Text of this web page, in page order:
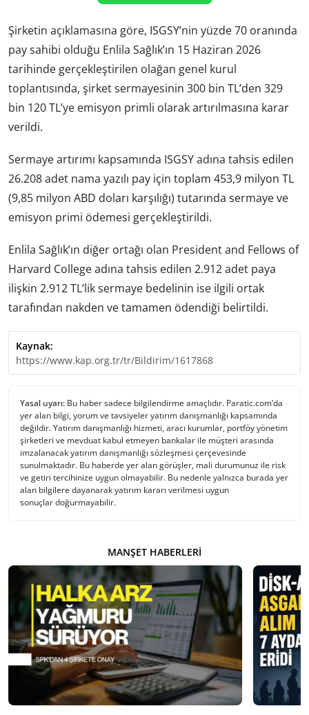
Şirketin açıklamasına göre, ISGSY’nin yüzde 70 oranında
pay sahibi olduğu Enlila Sağlık’ın 15 Haziran 2026
tarihinde gerçekleştirilen olağan genel kurul
toplantısında, şirket sermayesinin 300 bin TL’den 329
bin 120 TL’ye emisyon primli olarak artırılmasına karar
verildi.
Sermaye artırımı kapsamında ISGSY adına tahsis edilen
26.208 adet nama yazılı pay için toplam 453,9 milyon TL
(9,85 milyon ABD doları karşılığı) tutarında sermaye ve
emisyon primi ödemesi gerçekleştirildi.
Enlila Sağlık’ın diğer ortağı olan President and Fellows of
Harvard College adına tahsis edilen 2.912 adet paya
ilişkin 2.912 TL’lik sermaye bedelinin ise ilgili ortak
tarafından nakden ve tamamen ödendiği belirtildi.
Kaynak:
https://www.kap.org.tr/tr/Bildirim/1617868
Yasal uyarı: Bu haber sadece bilgilendirme amaçlıdır. Paratic.com’da
yer alan bilgi, yorum ve tavsiyeler yatırım danışmanlığı kapsamında
değildir. Yatırım danışmanlığı hizmeti, aracı kurumlar, portföy yönetim
şirketleri ve mevduat kabul etmeyen bankalar ile müşteri arasında
imzalanacak yatırım danışmanlığı sözleşmesi çerçevesinde
sunulmaktadır. Bu haberde yer alan görüşler, mali durumunuz ile risk
ve getiri tercihinize uygun olmayabilir. Bu nedenle yalnızca burada yer
alan bilgilere dayanarak yatırım kararı verilmesi uygun
sonuçlar doğurmayabilir.
MANŞET HABERLERI